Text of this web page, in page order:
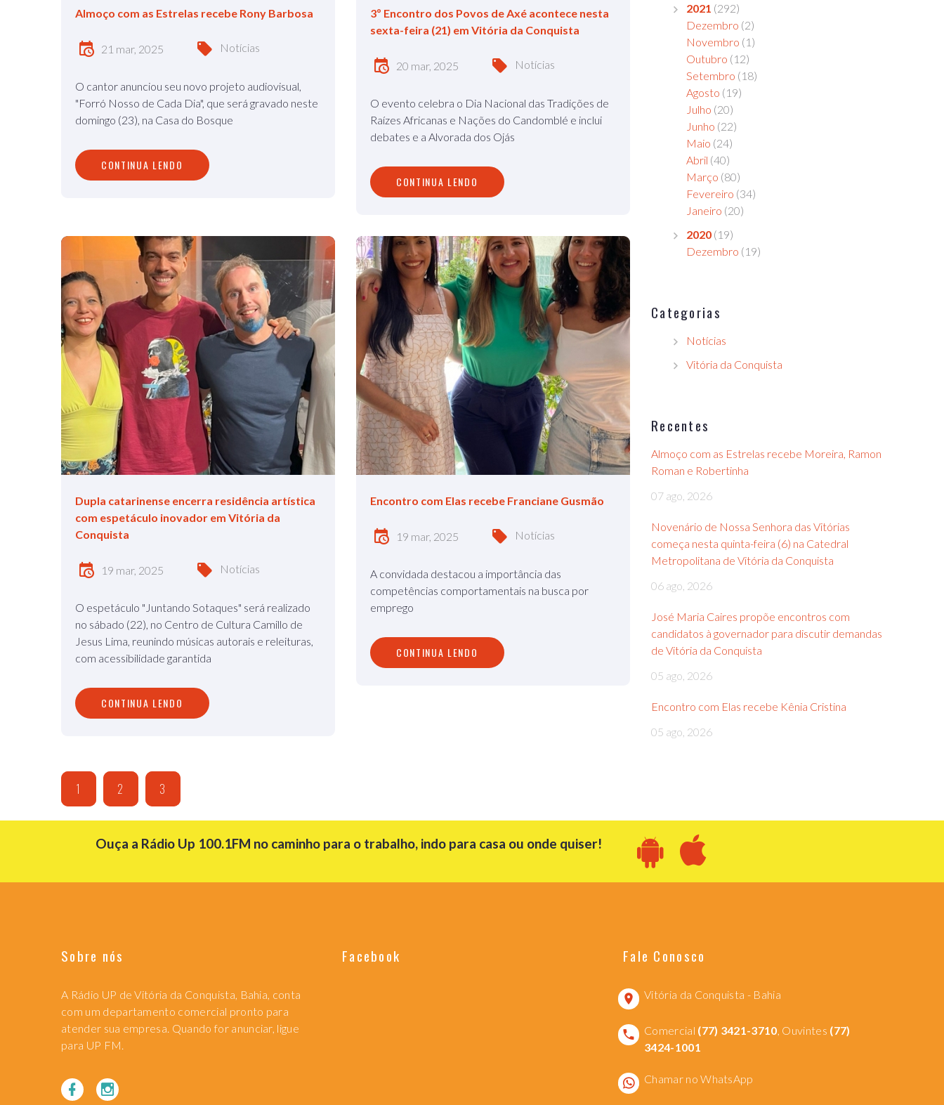
Almoço com as Estrelas recebe Rony Barbosa
21 mar, 2025 Notícias
O cantor anunciou seu novo projeto audiovisual,
"Forró Nosso de Cada Dia", que será gravado neste
domingo (23), na Casa do Bosque
CONTINUA LENDO
3º Encontro dos Povos de Axé acontece nesta
sexta-feira (21) em Vitória da Conquista
20 mar, 2025 Notícias
O evento celebra o Dia Nacional das Tradições de
Raízes Africanas e Nações do Candomblé e inclui
debates e a Alvorada dos Ojás
CONTINUA LENDO
Dupla catarinense encerra residência artística
com espetáculo inovador em Vitória da
Conquista
19 mar, 2025 Notícias
O espetáculo "Juntando Sotaques" será realizado
no sábado (22), no Centro de Cultura Camillo de
Jesus Lima, reunindo músicas autorais e releituras,
com acessibilidade garantida
CONTINUA LENDO
Encontro com Elas recebe Franciane Gusmão
19 mar, 2025 Notícias
A convidada destacou a importância das
competências comportamentais na busca por
emprego
CONTINUA LENDO
1 2 3
2021 (292)
Dezembro (2)
Novembro (1)
Outubro (12)
Setembro (18)
Agosto (19)
Julho (20)
Junho (22)
Maio (24)
Abril (40)
Março (80)
Fevereiro (34)
Janeiro (20)
2020 (19)
Dezembro (19)
Categorias
Notícias
Vitória da Conquista
Recentes
Almoço com as Estrelas recebe Moreira, Ramon
Roman e Robertinha
07 ago, 2026
Novenário de Nossa Senhora das Vitórias
começa nesta quinta-feira (6) na Catedral
Metropolitana de Vitória da Conquista
06 ago, 2026
José Maria Caires propõe encontros com
candidatos à governador para discutir demandas
de Vitória da Conquista
05 ago, 2026
Encontro com Elas recebe Kênia Cristina
05 ago, 2026
Ouça a Rádio Up 100.1FM no caminho para o trabalho, indo para casa ou onde quiser!
Sobre nós
A Rádio UP de Vitória da Conquista, Bahia, conta
com um departamento comercial pronto para
atender sua empresa. Quando for anunciar, ligue
para UP FM.
Facebook Fale Conosco
Vitória da Conquista - Bahia
Comercial (77) 3421-3710, Ouvintes (77)
3424-1001
Chamar no WhatsApp